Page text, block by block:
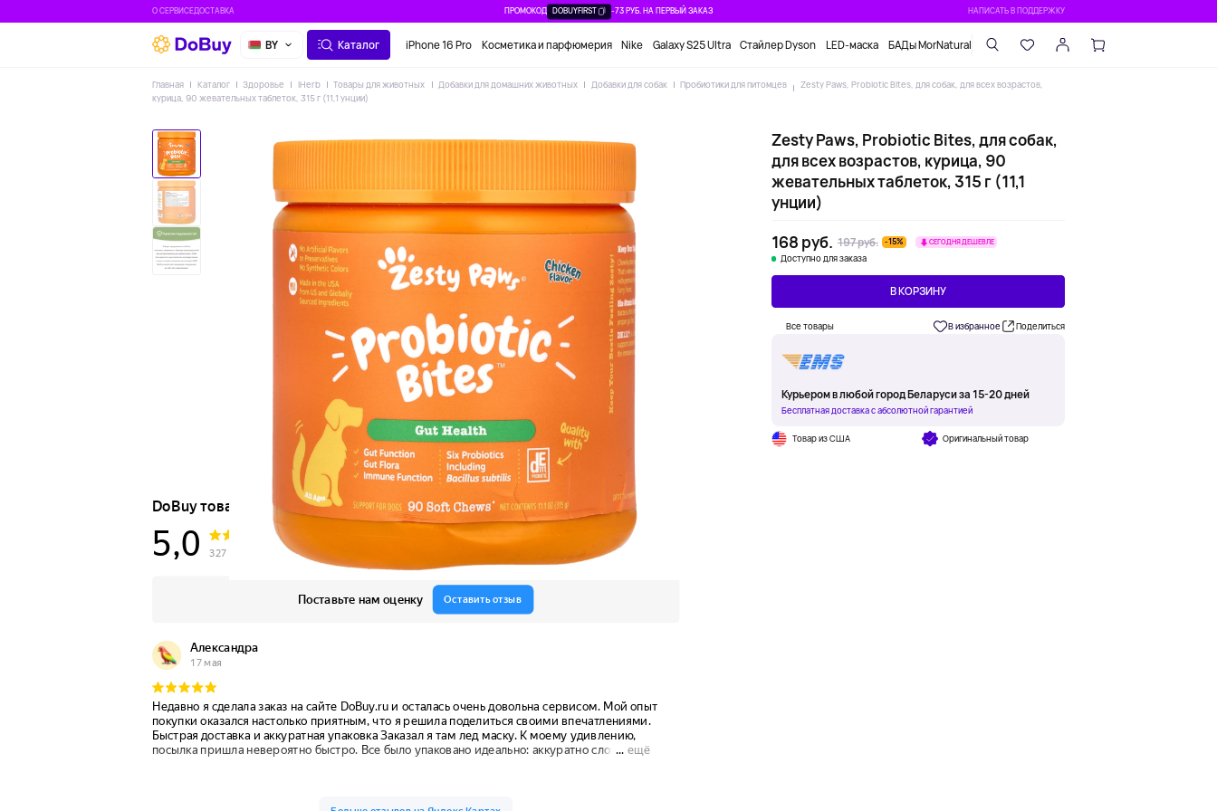
О СЕРВИСЕДОСТАВКА ПРОМОКОД DOBUYFIRST -73 РУБ. НА ПЕРВЫЙ ЗАКАЗ НАПИСАТЬ В ПОДДЕРЖКУ
BY Каталог iPhone 16 Pro Косметика и парфюмерия Nike Galaxy S25 Ultra Стайлер Dyson LED-маска БАДы MorNatural
Главная Каталог Здоровье IHerb Товары для животных Добавки для домашних животных Добавки для собак Пробиотики для питомцев
Zesty Paws, Probiotic Bites, для собак, для всех возрастов,
курица, 90 жевательных таблеток, 315 г (11,1 унции)
Zesty Paws, Probiotic Bites, для собак,
для всех возрастов, курица, 90
жевательных таблеток, 315 г (11,1
унции)
168 руб. 197 руб. -15% СЕГОДНЯ ДЕШЕВЛЕ
Доступно для заказа
В КОРЗИНУ
Все товары В избранное Поделиться
Курьером в любой город Беларуси за 15-20 дней
Бесплатная доставка с абсолютной гарантией
Товар из США Оригинальный товар